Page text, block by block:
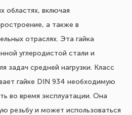
областях, включая
а также в
отраслях. Эта гайка
углеродистой стали и
задач средней нагрузки. Класс
гайке DIN 934 необходимую
во время эксплуатации. Она
резьбу и может использоваться